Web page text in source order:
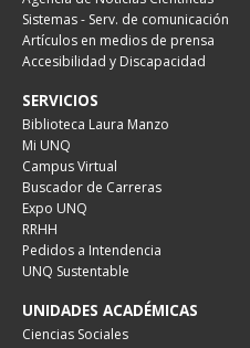
Sistemas - Serv. de comunicación
Artículos en medios de prensa
Accesibilidad y Discapacidad
SERVICIOS
Biblioteca Laura Manzo
Mi UNQ
Campus Virtual
Buscador de Carreras
Expo UNQ
RRHH
Pedidos a Intendencia
UNQ Sustentable
UNIDADES ACADÉMICAS
Ciencias Sociales